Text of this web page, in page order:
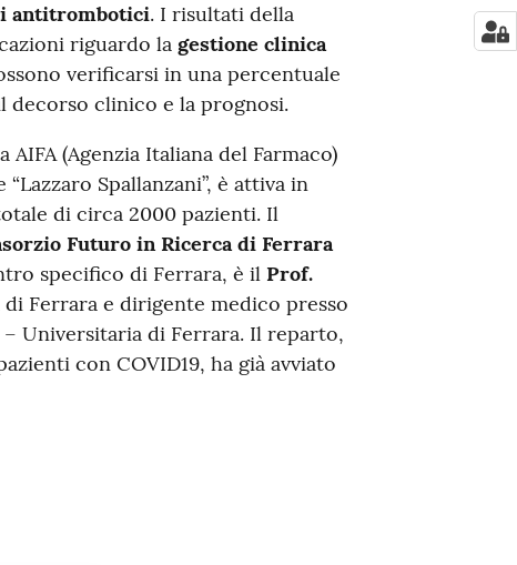
antitrombotici. I risultati della
riguardo la gestione clinica
verificarsi in una percentuale
decorso clinico e la prognosi.
(Agenzia Italiana del Farmaco)
Spallanzani”, è attiva in
di circa 2000 pazienti. Il
Futuro in Ricerca di Ferrara
specifico di Ferrara, è il Prof.
Ferrara e dirigente medico presso
– Universitaria di Ferrara. Il reparto,
con COVID19, ha già avviato